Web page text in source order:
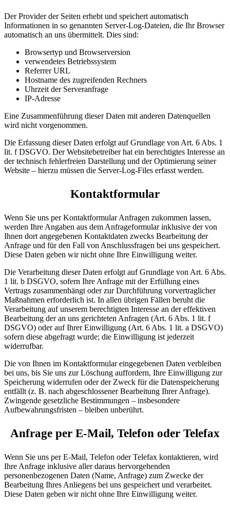
Der Provider der Seiten erhebt und speichert automatisch
Informationen in so genannten Server-Log-Dateien, die Ihr Browser
automatisch an uns übermittelt. Dies sind:
Browsertyp und Browserversion
verwendetes Betriebssystem
Referrer URL
Hostname des zugreifenden Rechners
Uhrzeit der Serveranfrage
IP-Adresse
Eine Zusammenführung dieser Daten mit anderen Datenquellen
wird nicht vorgenommen.
Die Erfassung dieser Daten erfolgt auf Grundlage von Art. 6 Abs. 1
lit. f DSGVO. Der Websitebetreiber hat ein berechtigtes Interesse an
der technisch fehlerfreien Darstellung und der Optimierung seiner
Website – hierzu müssen die Server-Log-Files erfasst werden.
Kontaktformular
Wenn Sie uns per Kontaktformular Anfragen zukommen lassen,
werden Ihre Angaben aus dem Anfrageformular inklusive der von
Ihnen dort angegebenen Kontaktdaten zwecks Bearbeitung der
Anfrage und für den Fall von Anschlussfragen bei uns gespeichert.
Diese Daten geben wir nicht ohne Ihre Einwilligung weiter.
Die Verarbeitung dieser Daten erfolgt auf Grundlage von Art. 6 Abs.
1 lit. b DSGVO, sofern Ihre Anfrage mit der Erfüllung eines
Vertrags zusammenhängt oder zur Durchführung vorvertraglicher
Maßnahmen erforderlich ist. In allen übrigen Fällen beruht die
Verarbeitung auf unserem berechtigten Interesse an der effektiven
Bearbeitung der an uns gerichteten Anfragen (Art. 6 Abs. 1 lit. f
DSGVO) oder auf Ihrer Einwilligung (Art. 6 Abs. 1 lit. a DSGVO)
sofern diese abgefragt wurde; die Einwilligung ist jederzeit
widerrufbar.
Die von Ihnen im Kontaktformular eingegebenen Daten verbleiben
bei uns, bis Sie uns zur Löschung auffordern, Ihre Einwilligung zur
Speicherung widerrufen oder der Zweck für die Datenspeicherung
entfällt (z. B. nach abgeschlossener Bearbeitung Ihrer Anfrage).
Zwingende gesetzliche Bestimmungen – insbesondere
Aufbewahrungsfristen – bleiben unberührt.
Anfrage per E-Mail, Telefon oder Telefax
Wenn Sie uns per E-Mail, Telefon oder Telefax kontaktieren, wird
Ihre Anfrage inklusive aller daraus hervorgehenden
personenbezogenen Daten (Name, Anfrage) zum Zwecke der
Bearbeitung Ihres Anliegens bei uns gespeichert und verarbeitet.
Diese Daten geben wir nicht ohne Ihre Einwilligung weiter.